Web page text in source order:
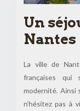
Un
Nantes
La ville de
françaises
modernité. Ainsi
n’hésitez pas à